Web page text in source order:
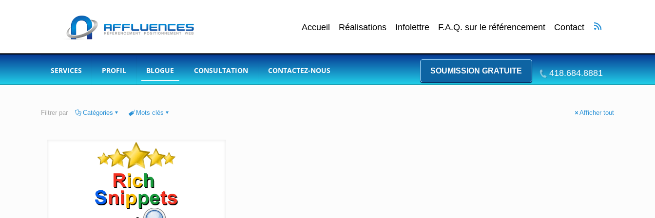
SERVICES PROFIL BLOGUE CONSULTATION CONTACTEZ-NOUS
Accueil Réalisations Infolettre F.A.Q. sur le référencement Contact
SOUMISSION GRATUITE 418.684.8881
Filtrer par Catégories Mots clés Afficher tout